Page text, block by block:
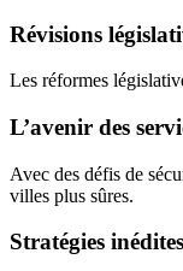
Révisions
Les réformes
L’avenir des
Avec des défis de
villes plus sûres.
Stratégies